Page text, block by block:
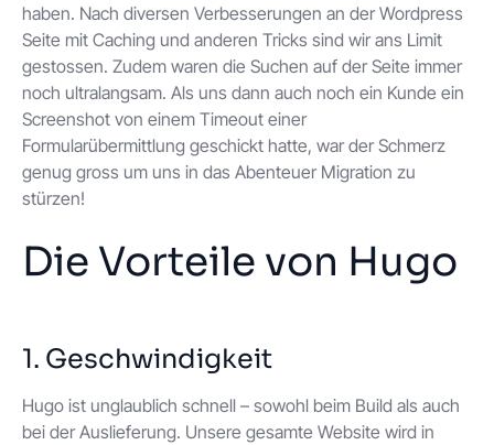
haben. Nach diversen Verbesserungen an der Wordpress
Seite mit Caching und anderen Tricks sind wir ans Limit
gestossen. Zudem waren die Suchen auf der Seite immer
noch ultralangsam. Als uns dann auch noch ein Kunde ein
Screenshot von einem Timeout einer
Formularübermittlung geschickt hatte, war der Schmerz
genug gross um uns in das Abenteuer Migration zu
stürzen!
Die Vorteile von Hugo
1. Geschwindigkeit
Hugo ist unglaublich schnell – sowohl beim Build als auch
bei der Auslieferung. Unsere gesamte Website wird in